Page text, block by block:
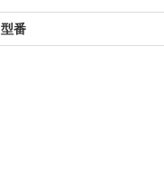
型番